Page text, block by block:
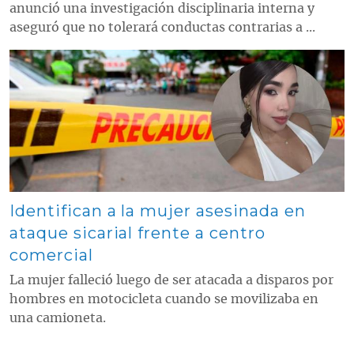
anunció una investigación disciplinaria interna y
aseguró que no tolerará conductas contrarias a ...
Contenido multimedia principal
Identifican a la mujer asesinada en
ataque sicarial frente a centro
comercial
La mujer falleció luego de ser atacada a disparos por
hombres en motocicleta cuando se movilizaba en
una camioneta.